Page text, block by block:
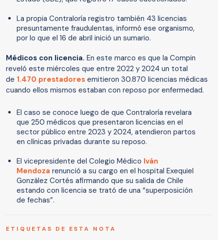
La propia Contraloría registro también 43 licencias
presuntamente fraudulentas, informó ese organismo,
por lo que el 16 de abril inició un sumario.
Médicos con licencia. En este marco es que la Compin
reveló este miércoles que entre 2022 y 2024 un total
de 1.470 prestadores emitieron 30.870 licencias médicas
cuando ellos mismos estaban con reposo por enfermedad.
El caso se conoce luego de que Contraloría revelara
que 250 médicos que presentaron licencias en el
sector público entre 2023 y 2024, atendieron partos
en clínicas privadas durante su reposo.
El vicepresidente del Colegio Médico Iván
Mendoza renunció a su cargo en el hospital Exequiel
González Cortés afirmando que su salida de Chile
estando con licencia se trató de una “superposición
de fechas”.
ETIQUETAS DE ESTA NOTA